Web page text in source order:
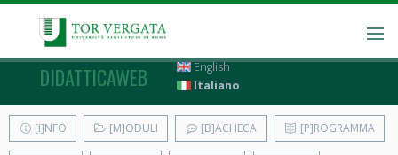
DIDATTICAWEB
English
Italiano
[I]NFO [M]ODULI [B]ACHECA [P]ROGRAMMA